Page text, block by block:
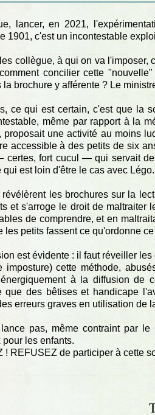
lancer, en 2021,
1901, c'est un incontestable
collègue, à qui on va l'imposer,
concilier cette
la brochure y afférente ? Le
ce qui est certain, c'est que la
même par rapport à la
proposait une activité au moins
accessible à des petits de six
certes, fort cucul — qui servait
qui est loin d'être le cas avec Légo.
les brochures sur la
et s'arroge le droit de maltraiter
de comprendre, et en
les petits fassent ce qu'ordonne
est évidente : il faut réveiller
imposture) cette méthode,
à la diffusion de
que des bêtises et handicape
erreurs graves en utilisation de
pas, même contraint par
les enfants.
! REFUSEZ de participer à cette